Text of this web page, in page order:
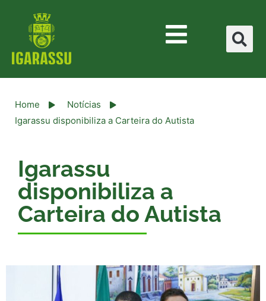
Home
Notícias
Igarassu disponibiliza a Carteira do Autista
Igarassu
disponibiliza a
Carteira do Autista